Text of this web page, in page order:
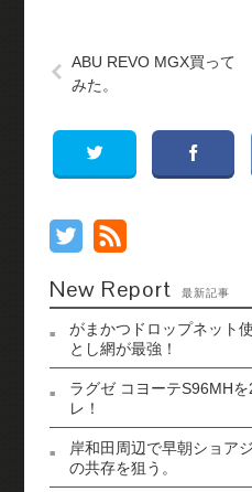
ABU REVO MGX買って
みた。
New Report 最新記事
がまかつドロップネット
とし網が最強！
ラグゼ コヨーテS96MH
レ！
岸和田周辺で早朝ショア
の共存を狙う。